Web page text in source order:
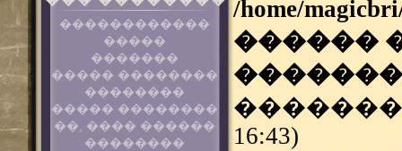
/home/
������
16:43)
������������
�����
�������
����� ��������
��������
����� ��������
��, ���� ������
��������